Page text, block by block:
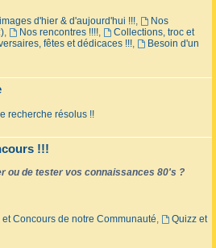
d'hier & d'aujourd'hui !!!,
Nos
, Nos rencontres !!!!,
Collections, troc et
fêtes et dédicaces !!!,
Besoin d'un
recherche résolus !!
!!!
ou de tester vos connaissances 80's ?
et Concours de notre Communauté,
Quizz et